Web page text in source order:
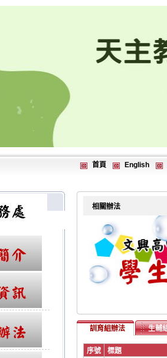
首頁 English
相關辦法
訓育組辦法 生輔
序號
標題